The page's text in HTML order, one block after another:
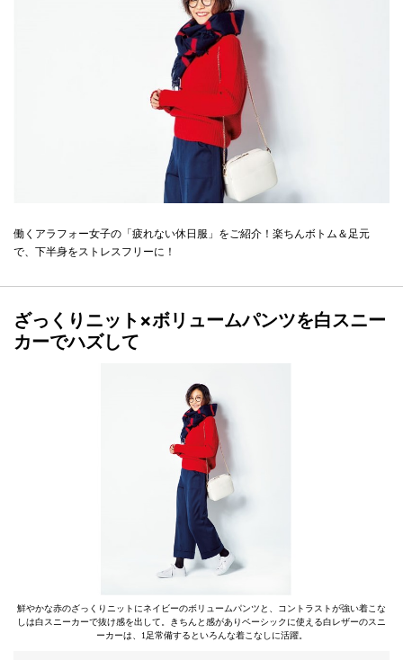
働くアラフォー女子の「疲れない休日服」をご紹介！楽ちんボトム＆足元
で、下半身をストレスフリーに！
ざっくりニット×ボリュームパンツを白スニー
カーでハズして
鮮やかな赤のざっくりニットにネイビーのボリュームパンツと、コントラストが強い着こな
しは白スニーカーで抜け感を出して。きちんと感がありベーシックに使える白レザーのスニ
ーカーは、1足常備するといろんな着こなしに活躍。